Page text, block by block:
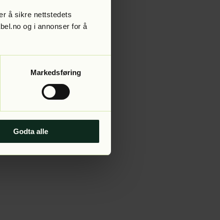
å sikre nettstedets
og i annonser for å
Markedsføring
Godta alle